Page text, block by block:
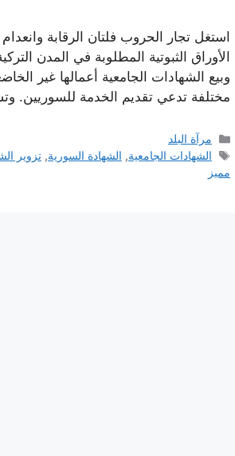
استغل تجار الحروب فلتان الرقابة
الأوراق الثبوتية المطلوبة في المدن
وبيع الشهادات الجامعية أعمالها غير
مختلفة تدعي تقديم الخدمة للسوريين.
التصنيفات
مرآة البلد
الوسوم
الشهادات الجامعية, الشهادة السورية,تزوير
مميز